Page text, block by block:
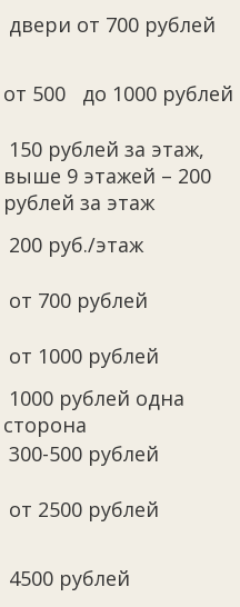
двери от 700 рублей
от 500 до 1000 рублей
150 рублей за этаж,
выше 9 этажей – 200
рублей за этаж
200 руб./этаж
от 700 рублей
от 1000 рублей
1000 рублей одна
сторона
300-500 рублей
от 2500 рублей
4500 рублей